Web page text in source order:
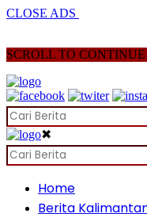
CLOSE ADS
SCROLL TO
✖
Home
Berita